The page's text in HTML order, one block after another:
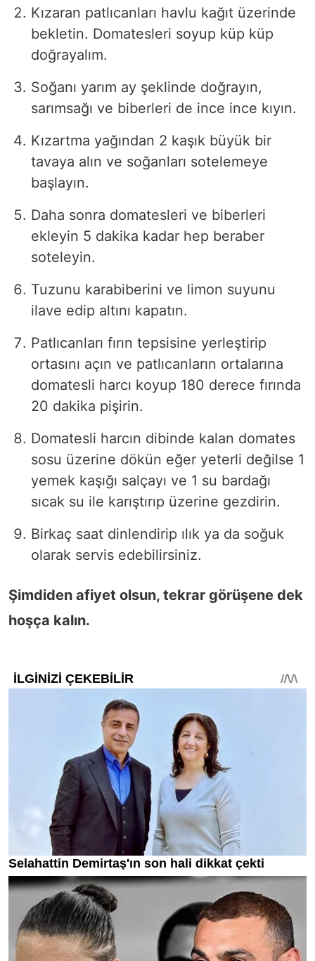
Kızaran patlıcanları havlu kağıt üzerinde
bekletin. Domatesleri soyup küp küp
doğrayalım.
Soğanı yarım ay şeklinde doğrayın,
sarımsağı ve biberleri de ince ince kıyın.
Kızartma yağından 2 kaşık büyük bir
tavaya alın ve soğanları sotelemeye
başlayın.
Daha sonra domatesleri ve biberleri
ekleyin 5 dakika kadar hep beraber
soteleyin.
Tuzunu karabiberini ve limon suyunu
ilave edip altını kapatın.
Patlıcanları fırın tepsisine yerleştirip
ortasını açın ve patlıcanların ortalarına
domatesli harcı koyup 180 derece fırında
20 dakika pişirin.
Domatesli harcın dibinde kalan domates
sosu üzerine dökün eğer yeterli değilse 1
yemek kaşığı salçayı ve 1 su bardağı
sıcak su ile karıştırıp üzerine gezdirin.
Birkaç saat dinlendirip ılık ya da soğuk
olarak servis edebilirsiniz.
Şimdiden afiyet olsun, tekrar görüşene dek
hoşça kalın.